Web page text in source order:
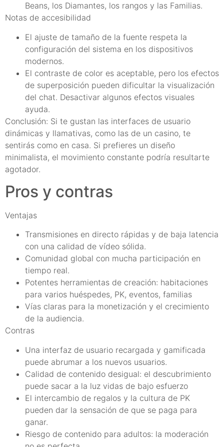
Beans, los Diamantes, los rangos y las Familias.
Notas de accesibilidad
El ajuste de tamaño de la fuente respeta la
configuración del sistema en los dispositivos
modernos.
El contraste de color es aceptable, pero los efectos
de superposición pueden dificultar la visualización
del chat. Desactivar algunos efectos visuales
ayuda.
Conclusión: Si te gustan las interfaces de usuario
dinámicas y llamativas, como las de un casino, te
sentirás como en casa. Si prefieres un diseño
minimalista, el movimiento constante podría resultarte
agotador.
Pros y contras
Ventajas
Transmisiones en directo rápidas y de baja latencia
con una calidad de vídeo sólida.
Comunidad global con mucha participación en
tiempo real.
Potentes herramientas de creación: habitaciones
para varios huéspedes, PK, eventos, familias
Vías claras para la monetización y el crecimiento
de la audiencia.
Contras
Una interfaz de usuario recargada y gamificada
puede abrumar a los nuevos usuarios.
Calidad de contenido desigual: el descubrimiento
puede sacar a la luz vidas de bajo esfuerzo
El intercambio de regalos y la cultura de PK
pueden dar la sensación de que se paga para
ganar.
Riesgo de contenido para adultos: la moderación